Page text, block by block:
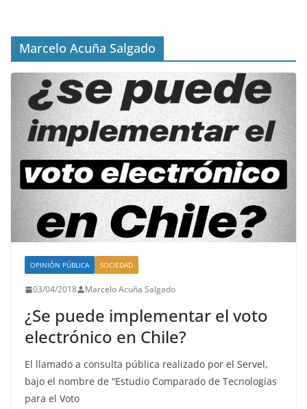
Marcelo Acuña Salgado
OPINIÓN PÚBLICA SOCIEDAD
03/04/2018 Marcelo Acuña Salgado
¿Se puede implementar el voto
electrónico en Chile?
El llamado a consulta pública realizado por el Servel,
bajo el nombre de “Estudio Comparado de Tecnologías
para el Voto